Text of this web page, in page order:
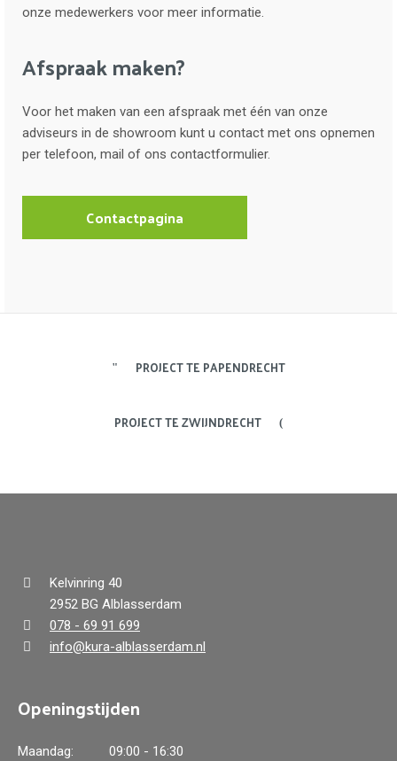
onze medewerkers voor meer informatie.
Afspraak maken?
Voor het maken van een afspraak met één van onze
adviseurs in de showroom kunt u contact met ons opnemen
per telefoon, mail of ons contactformulier.
Contactpagina
PROJECT TE PAPENDRECHT
PROJECT TE ZWIJNDRECHT
Kelvinring 40
2952 BG Alblasserdam
078 - 69 91 699
info@kura-alblasserdam.nl
Openingstijden
Maandag:
09:00 - 16:30